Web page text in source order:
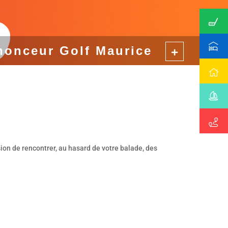
Golf Maurice
de rencontrer, au hasard de votre balade, des